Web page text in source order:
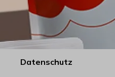
Datenschutz